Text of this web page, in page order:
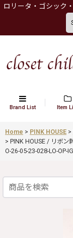
ロリータ・ゴシック
Brand List Item
Home > PINK HOUSE >
> PINK HOUSE / リボン
O-26-05-23-028-LO-OP-